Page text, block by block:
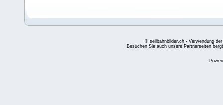
© seilbahnbilder.ch - Verwendung
Besuchen Sie auch unsere Partnerseiten